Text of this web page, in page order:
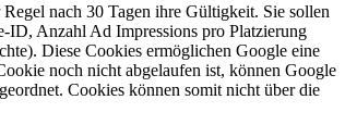
nach 30 Tagen ihre Gültigkeit. Sie sollen
ID, Anzahl Ad Impressions pro Platzierung
Diese Cookies ermöglichen Google eine
noch nicht abgelaufen ist, können Google
Cookies können somit nicht über die